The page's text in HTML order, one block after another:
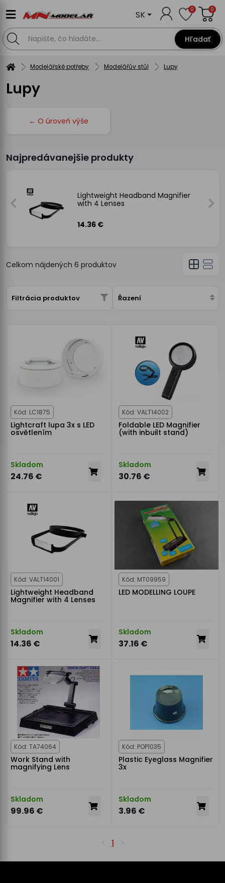
Hľadať
SK 0 0
Modelářské potřeby Modelářův stůl Lupy
Lupy
← O úroveň výše
Najpredávanejšie produkty
Lightweight Headband Magnifier
with 4 Lenses
14.36 €
Celkom nájdených 6 produktov
Filtrácia produktov Řazení
Kód: LC1875
Lightcraft lupa 3x s LED
osvětlením
Skladom
24.76 €
Kód: VALT14002
Foldable LED Magnifier
(with inbuilt stand)
Skladom
30.76 €
Kód: VALT14001
Lightweight Headband
Magnifier with 4 Lenses
Skladom
14.36 €
Kód: MT09959
LED MODELLING LOUPE
Skladom
37.16 €
Kód: TA74064
Work Stand with
magnifying Lens
Skladom
99.96 €
Kód: POP1035
Plastic Eyeglass Magnifier
3x
Skladom
3.96 €
1